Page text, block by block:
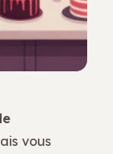
vous